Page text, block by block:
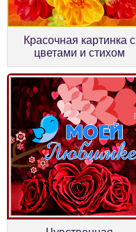
Красочная картинка с
цветами и стихом